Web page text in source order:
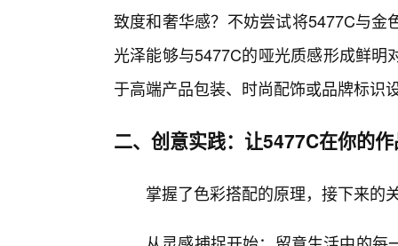
致度和奢华感？不妨尝试将5477C与
光泽能够与5477C的哑光质感形成鲜
于高端产品包装、时尚配饰或品牌标识
二、创意实践：让5477C在你的
掌握了色彩搭配的原理，接下来的